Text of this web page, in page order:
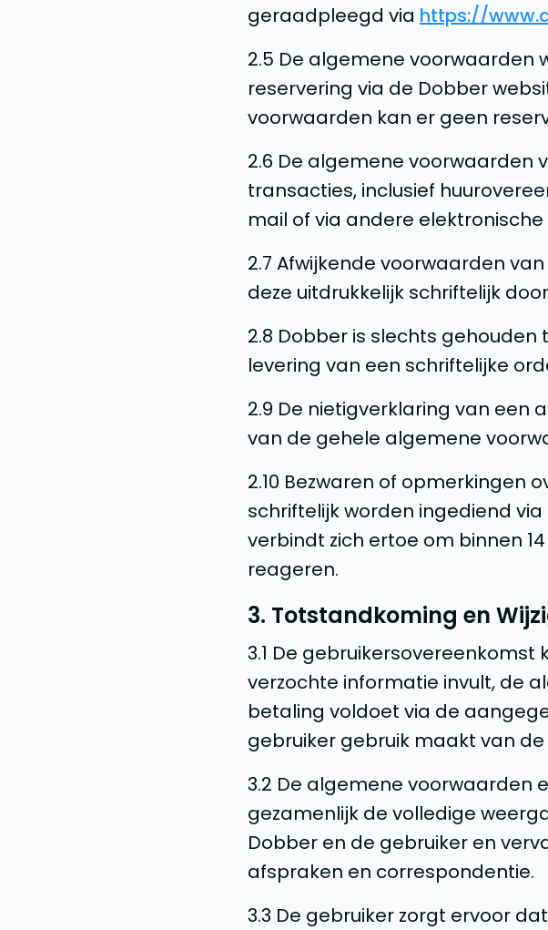
geraadpleegd via https://
2.5 De algemene voorwaarden
reservering via de Dobber
voorwaarden kan er geen
2.6 De algemene voorwaarden
transacties, inclusief
mail of via andere
2.7 Afwijkende voorwaarden
deze uitdrukkelijk schriftelijk
2.8 Dobber is slechts
levering van een schriftelijke
2.9 De nietigverklaring van een
van de gehele algemene
2.10 Bezwaren of opmerkingen
schriftelijk worden ingediend
verbindt zich ertoe om binnen
reageren.
3. Totstandkoming en
3.1 De
verzochte informatie invult, de
betaling voldoet via de
gebruiker gebruik maakt van
3.2 De algemene voorwaarden
gezamenlijk de volledige
Dobber en de gebruiker en
afspraken en correspondentie.
3.3 De gebruiker zorgt ervoor